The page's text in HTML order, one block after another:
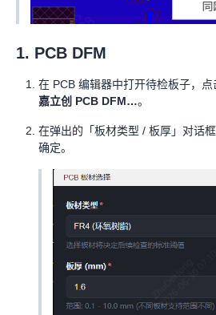
1. PCB DFM
在 PCB 编辑器中打开待检板子，点
嘉立创 PCB DFM…。
在弹出的「板材类型 / 板厚」对话
确定。